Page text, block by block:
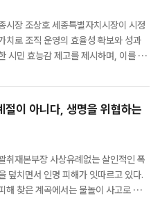
자치시장이 시정
치로 조직 운영의 효율성 확보와 성과
시민 효능감 제고를 제시하며, 이를 위
의에서 기획조정실 내 재정혁신 전담조
영 방향을 설명하고, 본청과 산하 공공
이 아니다, 생명을 위협하는
취재본부장 사상유례없는 살인적인 폭
덮치면서 인명 피해가 잇따르고 있다.
해 찾은 계곡에서는 물놀이 사고로 소